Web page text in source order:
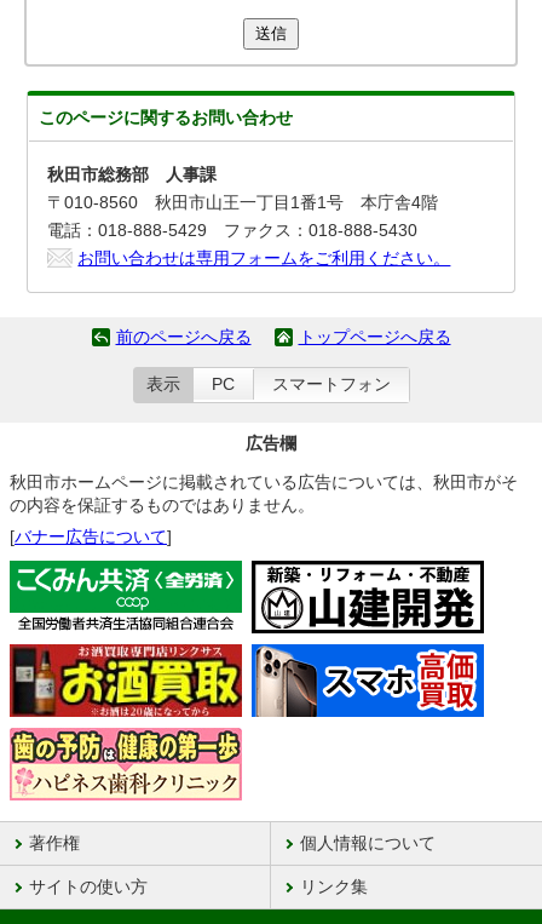
送信
このページに関するお問い合わせ
秋田市総務部 人事課
〒010-8560 秋田市山王一丁目1番1号 本庁舎4階
電話：018-888-5429 ファクス：018-888-5430
お問い合わせは専用フォームをご利用ください。
前のページへ戻る トップページへ戻る
表示 PC スマートフォン
広告欄
秋田市ホームページに掲載されている広告については、秋田市がそ
の内容を保証するものではありません。
[バナー広告について]
著作権 個人情報について
サイトの使い方 リンク集